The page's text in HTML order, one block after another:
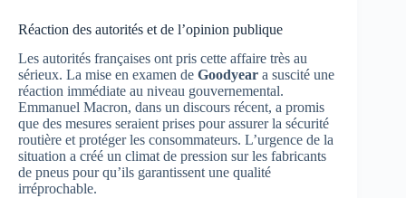
Réaction des autorités et de l’opinion publique
Les autorités françaises ont pris cette affaire très au
sérieux. La mise en examen de Goodyear a suscité une
réaction immédiate au niveau gouvernemental.
Emmanuel Macron, dans un discours récent, a promis
que des mesures seraient prises pour assurer la sécurité
routière et protéger les consommateurs. L’urgence de la
situation a créé un climat de pression sur les fabricants
de pneus pour qu’ils garantissent une qualité
irréprochable.